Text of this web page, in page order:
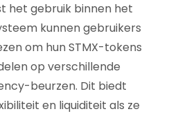
het gebruik binnen het
kunnen gebruikers
om hun STMX-tokens
op verschillende
beurzen. Dit biedt
en liquiditeit als ze